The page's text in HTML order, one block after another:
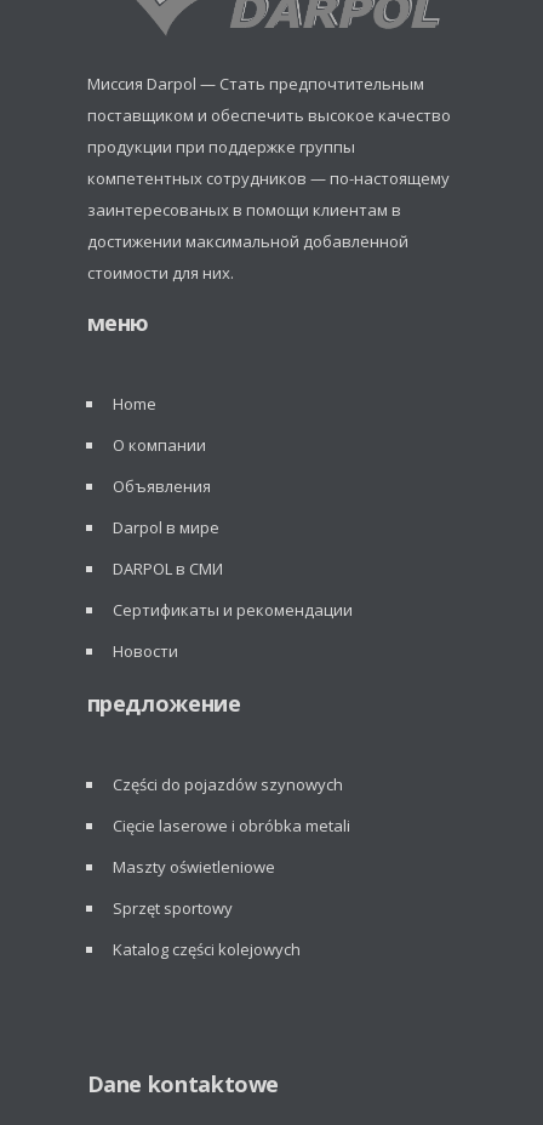
Миссия Darpol — Стать предпочтительным
поставщиком и обеспечить высокое качество
продукции при поддержке группы
компетентных сотрудников — по-настоящему
заинтересованых в помощи клиентам в
достижении максимальной добавленной
стоимости для них.
меню
Home
О компании
Объявления
Darpol в мире
DARPOL в СМИ
Сертификаты и рекомендации
Новости
предложение
Części do pojazdów szynowych
Cięcie laserowe i obróbka metali
Maszty oświetleniowe
Sprzęt sportowy
Katalog części kolejowych
Dane kontaktowe